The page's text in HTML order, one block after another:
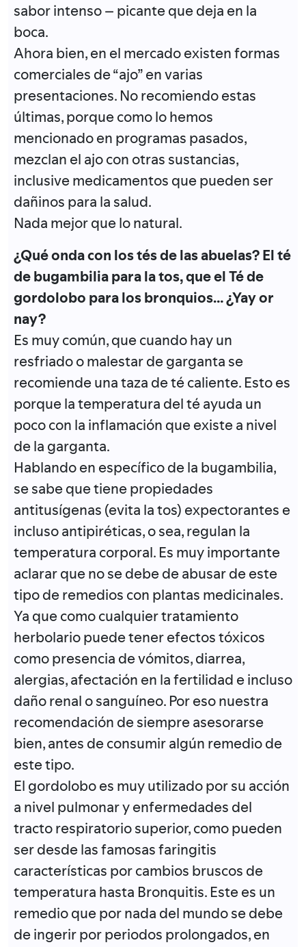
sabor intenso – picante que deja en la
boca.
Ahora bien, en el mercado existen formas
comerciales de “ajo” en varias
presentaciones. No recomiendo estas
últimas, porque como lo hemos
mencionado en programas pasados,
mezclan el ajo con otras sustancias,
inclusive medicamentos que pueden ser
dañinos para la salud.
Nada mejor que lo natural.
¿Qué onda con los tés de las abuelas? El té
de bugambilia para la tos, que el Té de
gordolobo para los bronquios… ¿Yay or
nay?
Es muy común, que cuando hay un
resfriado o malestar de garganta se
recomiende una taza de té caliente. Esto es
porque la temperatura del té ayuda un
poco con la inflamación que existe a nivel
de la garganta.
Hablando en específico de la bugambilia,
se sabe que tiene propiedades
antitusígenas (evita la tos) expectorantes e
incluso antipiréticas, o sea, regulan la
temperatura corporal. Es muy importante
aclarar que no se debe de abusar de este
tipo de remedios con plantas medicinales.
Ya que como cualquier tratamiento
herbolario puede tener efectos tóxicos
como presencia de vómitos, diarrea,
alergias, afectación en la fertilidad e incluso
daño renal o sanguíneo. Por eso nuestra
recomendación de siempre asesorarse
bien, antes de consumir algún remedio de
este tipo.
El gordolobo es muy utilizado por su acción
a nivel pulmonar y enfermedades del
tracto respiratorio superior, como pueden
ser desde las famosas faringitis
características por cambios bruscos de
temperatura hasta Bronquitis. Este es un
remedio que por nada del mundo se debe
de ingerir por periodos prolongados, en